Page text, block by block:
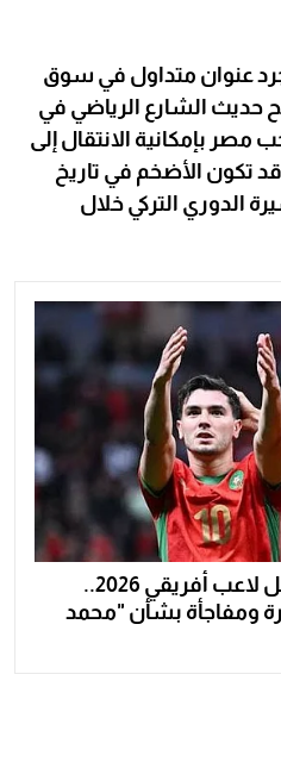
عنوان متداول في سوق
حديث الشارع الرياضي في
مصر بإمكانية الانتقال إلى
تكون الأضخم في تاريخ
الدوري التركي خلال
المرشحون لجائزة أفضل لاعب أفريقي 2026..
ومفاجأة بشأن "محمد